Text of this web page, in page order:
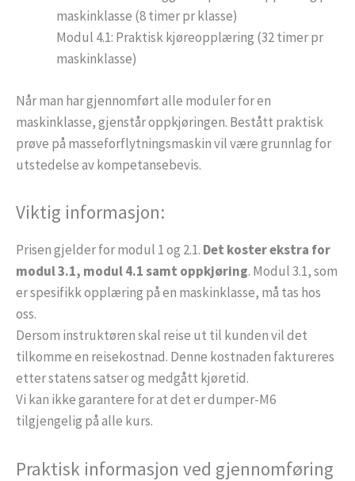
maskinklasse (8 timer pr klasse)
Modul 4.1: Praktisk kjøreopplæring (32 timer pr
maskinklasse)
Når man har gjennomført alle moduler for en
maskinklasse, gjenstår oppkjøringen. Bestått praktisk
prøve på masseforflytningsmaskin vil være grunnlag for
utstedelse av kompetansebevis.
Viktig informasjon:
Prisen gjelder for modul 1 og 2.1. Det koster ekstra for
modul 3.1, modul 4.1 samt oppkjøring. Modul 3.1, som
er spesifikk opplæring på en maskinklasse, må tas hos
oss.
Dersom instruktøren skal reise ut til kunden vil det
tilkomme en reisekostnad. Denne kostnaden faktureres
etter statens satser og medgått kjøretid.
Vi kan ikke garantere for at det er dumper-M6
tilgjengelig på alle kurs.
Praktisk informasjon ved gjennomføring